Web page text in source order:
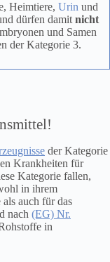
Heimtiere, Urinund
dürfen damitnicht
und Samen
der Kategorie 3.
der Kategorie
Krankheiten für
Kategorie fallen,
in ihrem
auch für das
nach (EG) Nr.
in